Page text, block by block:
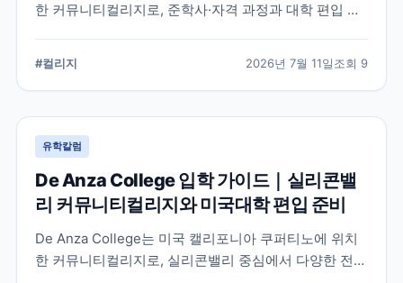
한 커뮤니티컬리지로, 준학사·자격 과정과 대학 편입 준
#컬리지 2026년 7월 11일조회 9
유학칼럼
De Anza College 입학 가이드｜실리콘밸
리 커뮤니티컬리지와 미국대학 편입 준비
De Anza College는 미국 캘리포니아 쿠퍼티노에 위치
한 커뮤니티컬리지로, 실리콘밸리 중심에서 다양한 전공